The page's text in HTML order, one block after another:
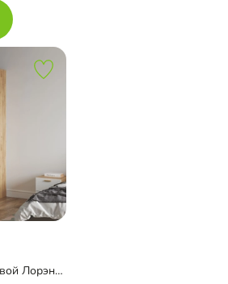
Распашной шкаф угловой Лорэна-800 Эко